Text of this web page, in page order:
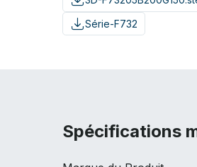
Série-F732
Spécifications